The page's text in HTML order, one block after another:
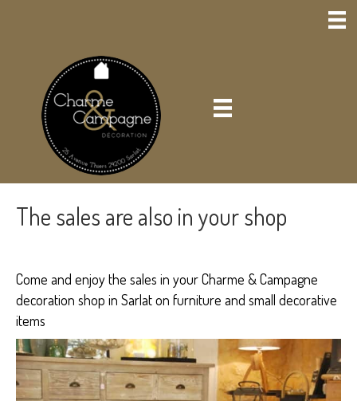
The sales are also in your shop
Come and enjoy the sales in your Charme & Campagne
decoration shop in Sarlat on furniture and small decorative
items